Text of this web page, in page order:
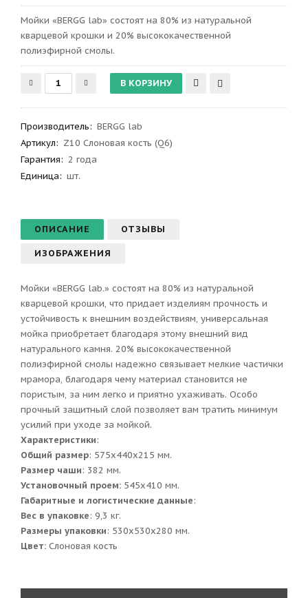
Мойки «BERGG lab» состоят на 80% из натуральной
кварцевой крошки и 20% высококачественной
полиэфирной смолы.
Производитель: BERGG lab
Артикул: Z10 Слоновая кость (Q6)
Гарантия: 2 года
Единица: шт.
ОПИСАНИЕ ОТЗЫВЫ
ИЗОБРАЖЕНИЯ
Мойки «BERGG lab.» состоят на 80% из натуральной
кварцевой крошки, что придает изделиям прочность и
устойчивость к внешним воздействиям, универсальная
мойка приобретает благодаря этому внешний вид
натурального камня. 20% высококачественной
полиэфирной смолы надежно связывает мелкие частички
мрамора, благодаря чему материал становится не
пористым, за ним легко и приятно ухаживать. Особо
прочный защитный слой позволяет вам тратить минимум
усилий при уходе за мойкой.
Характеристики:
Общий размер: 575x440x215 мм.
Размер чаши: 382 мм.
Установочный проем: 545x410 мм.
Габаритные и логистические данные:
Вес в упаковке: 9,3 кг.
Размеры упаковки: 530x530x280 мм.
Цвет: Слоновая кость